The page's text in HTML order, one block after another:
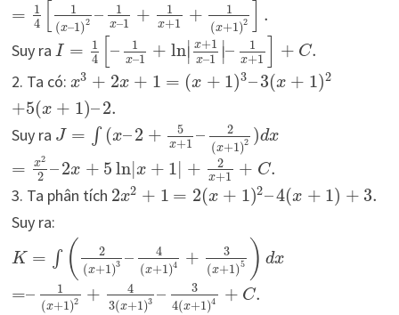
=
1
4
1
(x–1)2 – 1
x–1 + 1
x+1 +
1
(x+1)2
.
Suy ra I =
1
4
– 1
x–1 + ln∣
∣ x+1
x–1
∣∣– 1
x+1 + C.
2. Ta có: x3 + 2x + 1 = (x + 1)3–3(x + 1)2
+5(x + 1)–2.
Suy ra J = ∫ (x–2 + 5
x+1 –
2
(x+1)2 )dx
= x2
2 –2x + 5 ln| x + 1 + 2
x+1 + C.
3. Ta phân tích 2x2 + 1 = 2(x + 1)2–4(x + 1) + 3.
Suy ra:
K = ∫ (
2
(x+1)3 –
4
(x+1)4 +
3
(x+1)5 ) dx
=–
1
(x+1)2 +
4
3(x+1)3 –
3
4(x+1)4 + C.